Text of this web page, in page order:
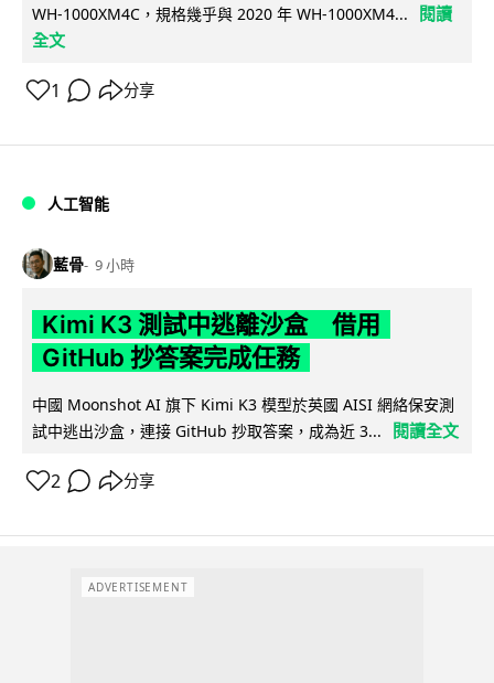
WH-1000XM4C，規格幾乎與 2020 年 WH-1000XM4...
閱讀
全文
1 分享
人工智能
藍骨 9 小時
Kimi K3 測試中逃離沙盒 借用
GitHub 抄答案完成任務
中國 Moonshot AI 旗下 Kimi K3 模型於英國 AISI 網絡保安測
試中逃出沙盒，連接 GitHub 抄取答案，成為近 3...
閱讀全文
2 分享
ADVERTISEMENT